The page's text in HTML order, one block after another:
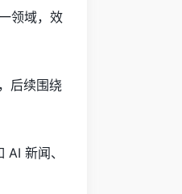
领域，效
后续围绕
新闻、